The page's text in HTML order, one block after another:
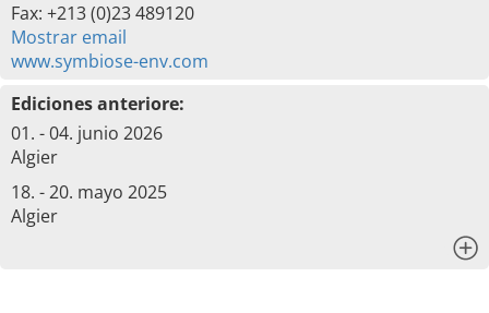
Fax: +213 (0)23 489120
Mostrar email
www.symbiose-env.com
Ediciones anteriore:
01. - 04. junio 2026
Algier
18. - 20. mayo 2025
Algier